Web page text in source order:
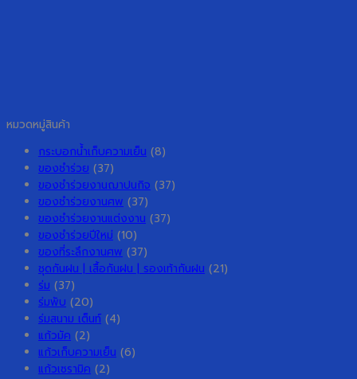
หมวดหมู่สินค้า
กระบอกน้ำเก็บความเย็น (8)
ของชำร่วย (37)
ของชำร่วยงานฌาปนกิจ (37)
ของชำร่วยงานศพ (37)
ของชำร่วยงานแต่งงาน (37)
ของชำร่วยปีใหม่ (10)
ของที่ระลึกงานศพ (37)
ชุดกันฝน | เสื้อกันฝน | รองเท้ากันฝน (21)
ร่ม (37)
ร่มพับ (20)
ร่มสนาม เต็นท์ (4)
แก้วมัค (2)
แก้วเก็บความเย็น (6)
แก้วเซรามิค (2)